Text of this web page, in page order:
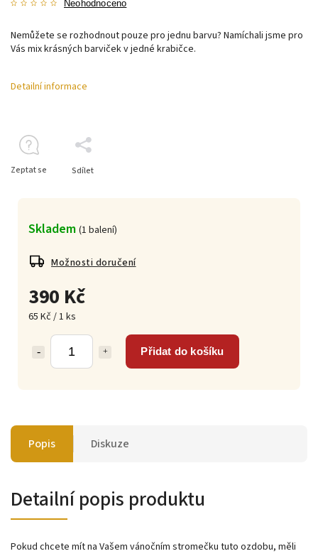
Neohodnoceno
390 Kč
65 Kč / 1 ks
Přidat do košíku
Skladem (1 balení)
Možnosti doručení
Nemůžete se rozhodnout pouze pro jednu barvu? Namíchali jsme pro
Vás mix krásných barviček v jedné krabičce.
Detailní informace
Zeptat se Sdílet
Popis Diskuze
Detailní popis produktu
Pokud chcete mít na Vašem vánočním stromečku tuto ozdobu, měli